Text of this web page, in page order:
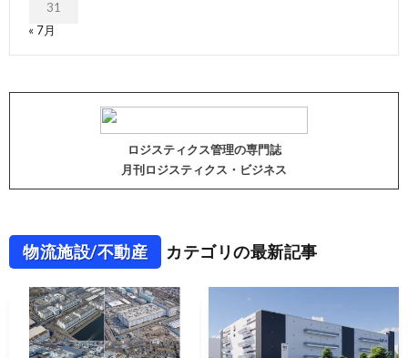
31
« 7月
ロジスティクス管理の専門誌
月刊ロジスティクス・ビジネス
物流施設/不動産 カテゴリの最新記事